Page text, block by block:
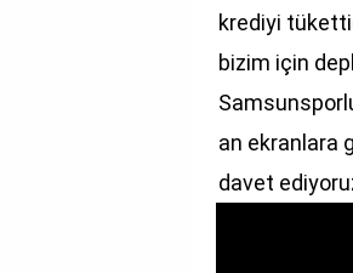
krediyi
bizim için
an ekranlara
davet